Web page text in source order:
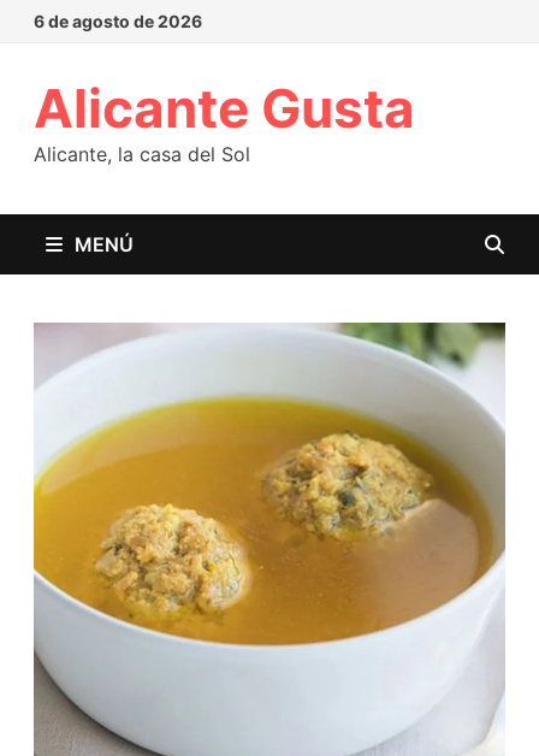
6 de agosto de 2026
Alicante Gusta
Alicante, la casa del Sol
MENÚ